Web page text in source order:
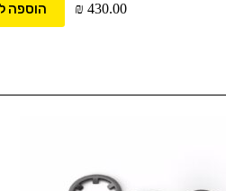
₪ 430.00 הוספה